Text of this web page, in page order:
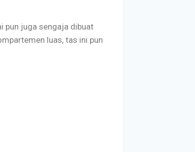
pun juga sengaja dibuat
luas, tas ini pun